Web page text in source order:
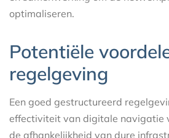
optimaliseren.
Potentiële
regelgeving
Een goed gestructureerd
effectiviteit van digitale navigatie
de afhankelijkheid van dure